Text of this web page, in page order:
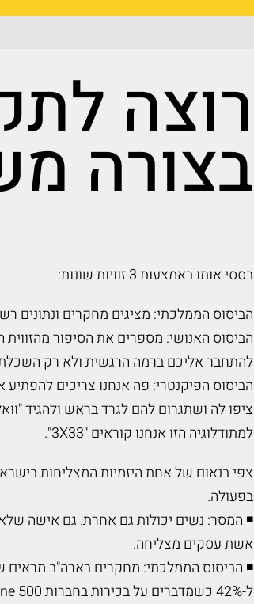
רוצה
בצורה
בססי אותו באמצעות 3 זוויות שונות:
הביסוס הממלכתי: מציגים מחקרים ונתונים
הביסוס האנושי: מספרים את הסיפור
להתחבר אליכם ברמה הרגשית ולא רק
הביסוס הפיקנטרי: פה אנחנו צריכים
ציפו לה ושתגרום להם לגרד בראש ולהגיד
למתודלוגיה הזו אנחנו קוראים "3X33".
בפעולה.
◾ המסר: נשים יכולות גם אחרת. גם אישה
אשת עסקים מצליחה.
◾
ל-42% כשמדברים על בכירות בחברות Fortune 500.